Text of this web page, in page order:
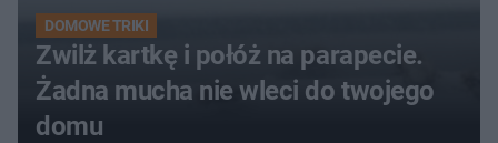
DOMOWE TRIKI
Zwilż kartkę i połóż na parapecie.
Żadna mucha nie wleci do twojego
domu